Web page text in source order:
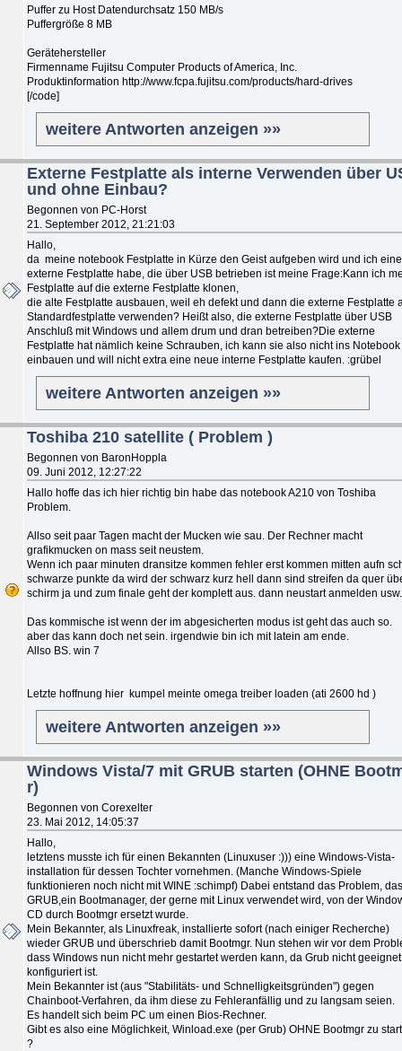
Puffer zu Host Datendurchsatz 150 MB/s
Puffergröße 8 MB
Gerätehersteller
Firmenname Fujitsu Computer Products of America, Inc.
Produktinformation http://www.fcpa.fujitsu.com/products/hard-drives
[/code]
weitere Antworten anzeigen »»
Externe Festplatte als interne Verwenden über
und ohne Einbau?
Begonnen von PC-Horst
21. September 2012, 21:21:03
Hallo,
da meine notebook Festplatte in Kürze den Geist aufgeben wird und ich eine
externe Festplatte habe, die über USB betrieben ist meine Frage:Kann ich
Festplatte auf die externe Festplatte klonen,
die alte Festplatte ausbauen, weil eh defekt und dann die externe Festplatte
Standardfestplatte verwenden? Heißt also, die externe Festplatte über USB
Anschluß mit Windows und allem drum und dran betreiben?Die externe
Festplatte hat nämlich keine Schrauben, ich kann sie also nicht ins Notebook
einbauen und will nicht extra eine neue interne Festplatte kaufen. :grübel
weitere Antworten anzeigen »»
Toshiba 210 satellite ( Problem )
Begonnen von BaronHoppla
09. Juni 2012, 12:27:22
Hallo hoffe das ich hier richtig bin habe das notebook A210 von Toshiba
Problem.
Allso seit paar Tagen macht der Mucken wie sau. Der Rechner macht
grafikmucken on mass seit neustem.
Wenn ich paar minuten dransitze kommen fehler erst kommen mitten aufn
schwarze punkte da wird der schwarz kurz hell dann sind streifen da quer
schirm ja und zum finale geht der komplett aus. dann neustart anmelden usw.
Das kommische ist wenn der im abgesicherten modus ist geht das auch so.
aber das kann doch net sein. irgendwie bin ich mit latein am ende.
Allso BS. win 7
Letzte hoffnung hier kumpel meinte omega treiber loaden (ati 2600 hd )
weitere Antworten anzeigen »»
Windows Vista/7 mit GRUB starten (OHNE
r)
Begonnen von Corexelter
23. Mai 2012, 14:05:37
Hallo,
letztens musste ich für einen Bekannten (Linuxuser :))) eine Windows-Vista-
installation für dessen Tochter vornehmen. (Manche Windows-Spiele
funktionieren noch nicht mit WINE :schimpf) Dabei entstand das Problem,
GRUB,ein Bootmanager, der gerne mit Linux verwendet wird, von der
CD durch Bootmgr ersetzt wurde.
Mein Bekannter, als Linuxfreak, installierte sofort (nach einiger Recherche)
wieder GRUB und überschrieb damit Bootmgr. Nun stehen wir vor dem
dass Windows nun nicht mehr gestartet werden kann, da Grub nicht geeignet
konfiguriert ist.
Mein Bekannter ist (aus "Stabilitäts- und Schnelligkeitsgründen") gegen
Chainboot-Verfahren, da ihm diese zu Fehleranfällig und zu langsam seien.
Es handelt sich beim PC um einen Bios-Rechner.
Gibt es also eine Möglichkeit, Winload.exe (per Grub) OHNE Bootmgr zu
?